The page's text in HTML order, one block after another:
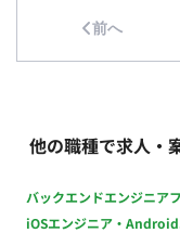
よび動画コンテンツの制作を担
義・設計・実装 【チーム体制】 ・新規事業推進室のメンバー
【環境】 FW：Figma,
ルリモート ・フレッ
前へ
他の職種で求人・
バックエンドエンジニア
iOSエンジニア・